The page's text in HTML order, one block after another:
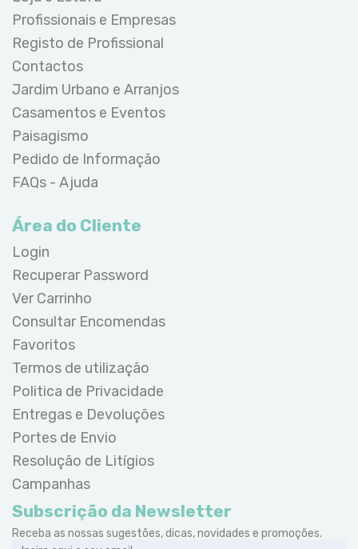
Profissionais e Empresas
Registo de Profissional
Contactos
Jardim Urbano e Arranjos
Casamentos e Eventos
Paisagismo
Pedido de Informação
FAQs - Ajuda
Área do Cliente
Login
Recuperar Password
Ver Carrinho
Consultar Encomendas
Favoritos
Termos de utilização
Politica de Privacidade
Entregas e Devoluções
Portes de Envio
Resolução de Litígios
Campanhas
Subscrição da Newsletter
Receba as nossas sugestões, dicas, novidades e promoções.